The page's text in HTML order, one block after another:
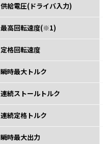
供給電圧(ドライバ入力)
最高回転速度(※1)
定格回転速度
瞬時最大トルク
連続ストールトルク
連続定格トルク
瞬時最大出力